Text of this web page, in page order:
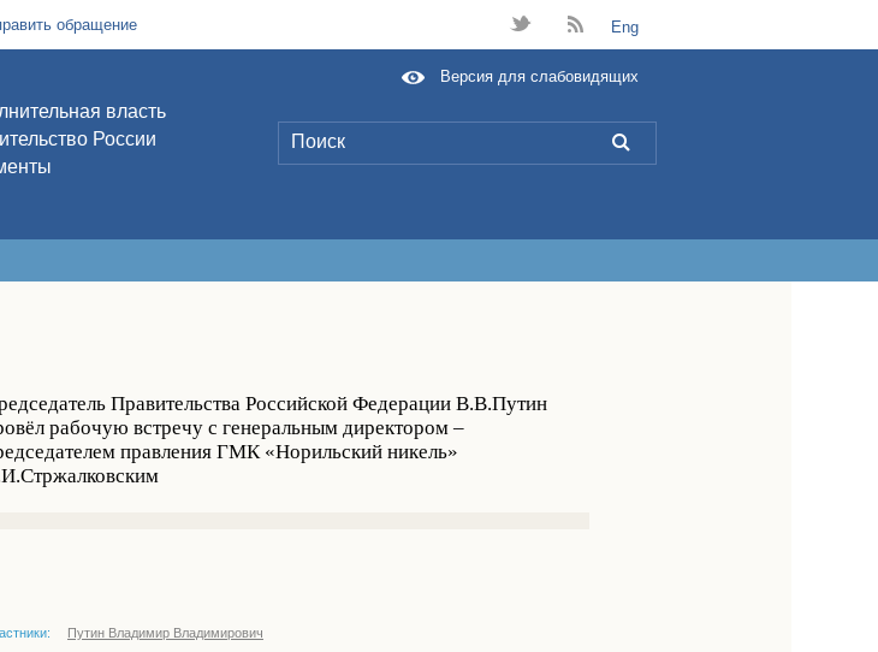
обращение t B Eng
власть
России
L
Версия для слабовидящих
Правительства Российской Федерации В.В.Путин
рабочую встречу с генеральным директором –
правления ГМК «Норильский никель»
Путин Владимир Владимирович